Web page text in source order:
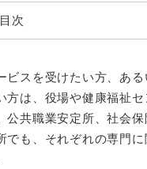
新
21時 災害警戒体制を廃止し
報(6月27日15時現在)
重要なお知らせの一覧 重
次
ビスを受けたい方、あ
方は、役場や健康福祉
公共職業安定所、社会
でも、それぞれの専門